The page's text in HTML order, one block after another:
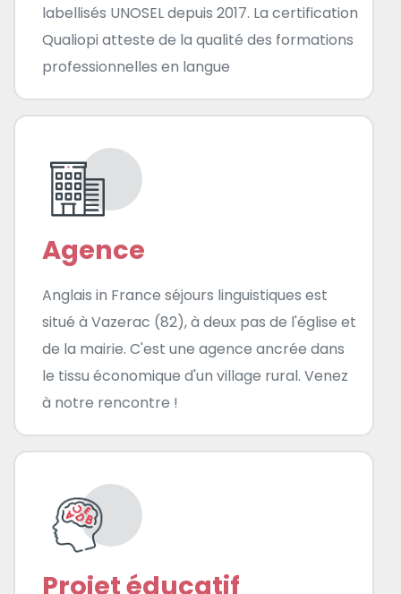
labellisés UNOSEL depuis 2017. La certification
Qualiopi atteste de la qualité des formations
professionnelles en langue
Agence
Anglais in France séjours linguistiques est
situé à Vazerac (82), à deux pas de l'église et
de la mairie. C'est une agence ancrée dans
le tissu économique d'un village rural. Venez
à notre rencontre !
Projet éducatif